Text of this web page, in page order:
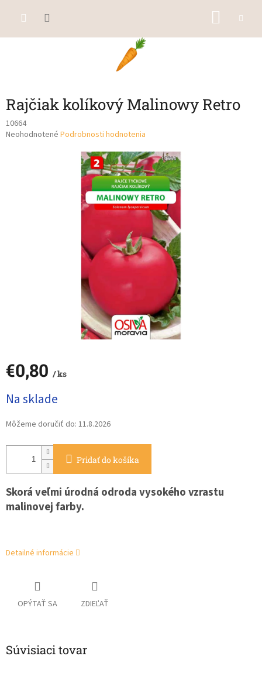
Rajčiak kolíkový Malinowy Retro
10664
Priemerné
Neohodnotené Podrobnosti hodnotenia
€0,80 / ks
cena:
Na sklade
Môžeme doručiť do: 11.8.2026
Pridať do košíka
Skorá veľmi úrodná odroda vysokého vzrastu
malinovej farby.
Detailné informácie
OPÝTAŤ SA ZDIEĽAŤ
Súvisiaci tovar